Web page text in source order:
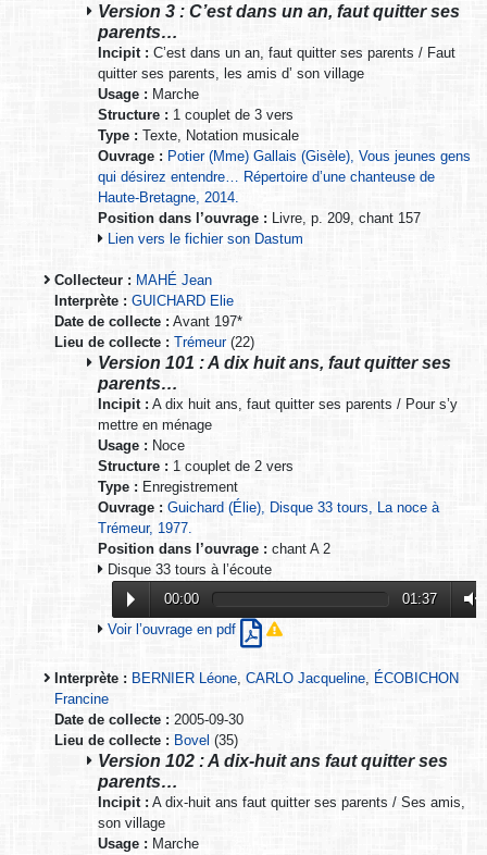
Version 3 : C’est dans un an, faut quitter ses
parents…
Incipit : C’est dans un an, faut quitter ses parents / Faut
quitter ses parents, les amis d’ son village
Usage : Marche
Structure : 1 couplet de 3 vers
Type : Texte, Notation musicale
Ouvrage : Potier (Mme) Gallais (Gisèle), Vous jeunes gens
qui désirez entendre… Répertoire d’une chanteuse de
Haute-Bretagne, 2014.
Position dans l’ouvrage : Livre, p. 209, chant 157
Lien vers le fichier son Dastum
Collecteur : MAHÉ Jean
Interprète : GUICHARD Elie
Date de collecte : Avant 197*
Lieu de collecte : Trémeur(22)
Version 101 : A dix huit ans, faut quitter ses
parents…
Incipit : A dix huit ans, faut quitter ses parents / Pour s’y
mettre en ménage
Usage : Noce
Structure : 1 couplet de 2 vers
Type : Enregistrement
Ouvrage : Guichard (Élie), Disque 33 tours, La noce à
Trémeur, 1977.
Position dans l’ouvrage : chant A 2
Disque 33 tours à l’écoute
00:00
01:37
Voir l’ouvrage en pdf
Interprète : BERNIER Léone CARLO Jacqueline
ÉCOBICHON
Francine
Date de collecte : 2005-09-30
Lieu de collecte : Bovel (35)
Version 102 : A dix-huit ans faut quitter ses
parents…
Incipit : A dix-huit ans faut quitter ses parents / Ses amis,
son village
Usage : Marche